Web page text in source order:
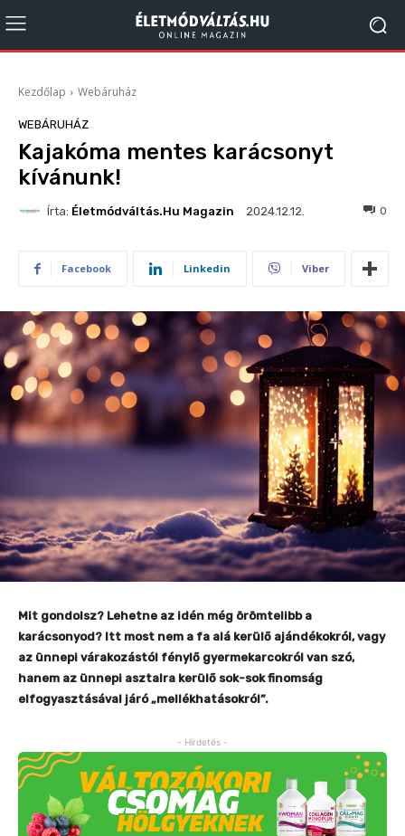
Kezdőlap Webáruház
WEBÁRUHÁZ
Kajakóma mentes karácsonyt
kívánunk!
Írta: Életmódváltás.hu Magazin 2024.12.12. 0
Facebook Linkedin Viber
Mit gondolsz? Lehetne az idén még örömtelibb a
karácsonyod? Itt most nem a fa alá kerülő ajándékokról, vagy
az ünnepi várakozástól fénylő gyermekarcokról van szó,
hanem az ünnepi asztalra kerülő sok-sok finomság
elfogyasztásával járó „mellékhatásokról”.
- Hirdetés -